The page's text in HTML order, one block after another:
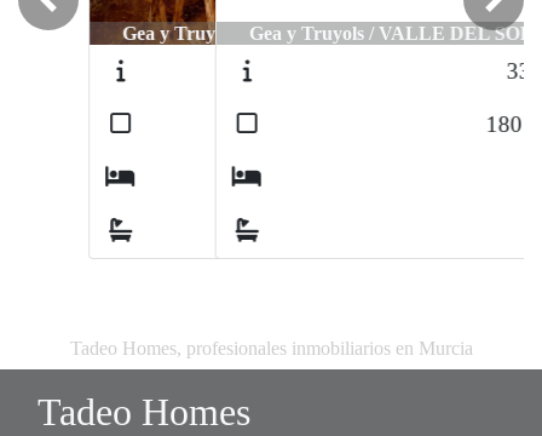
Gea y Truyols / VALLE DEL SOL
Previous Next
Tadeo Homes, profesionales inmobiliarios en Murcia
Tadeo Homes